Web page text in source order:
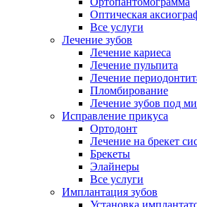
Оптическая
Все услуги
Лечение зубов
Лечение кариеса
Лечение пульпита
Лечение
Пломбирование
Лечение зубов под
Исправление прикуса
Ортодонт
Лечение на брекет
Брекеты
Элайнеры
Все услуги
Имплантация зубов
Установка